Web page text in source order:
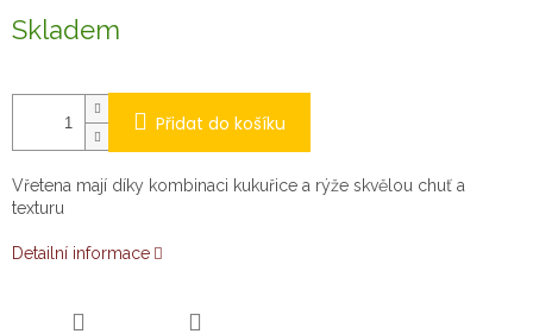
Skladem
Přidat do košíku
Vřetena mají díky kombinaci kukuřice a rýže skvělou chuť a
texturu
Detailní informace